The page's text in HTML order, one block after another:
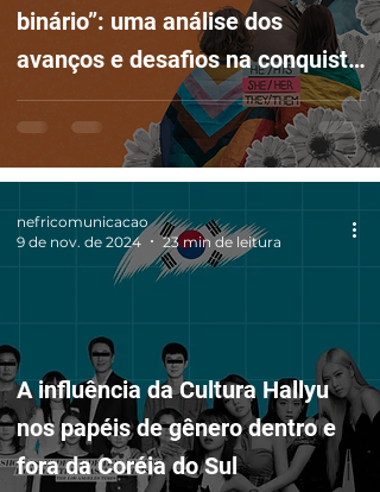
binário”: uma análise dos
avanços e desafios na conquista
de direitos da população
LGBTQIAPN+
A influência da Cultura Hallyu
nos papéis de gênero dentro e
fora da Coréia do Sul
nefricomunicacao
9 de nov. de 2024
23 min de leitura